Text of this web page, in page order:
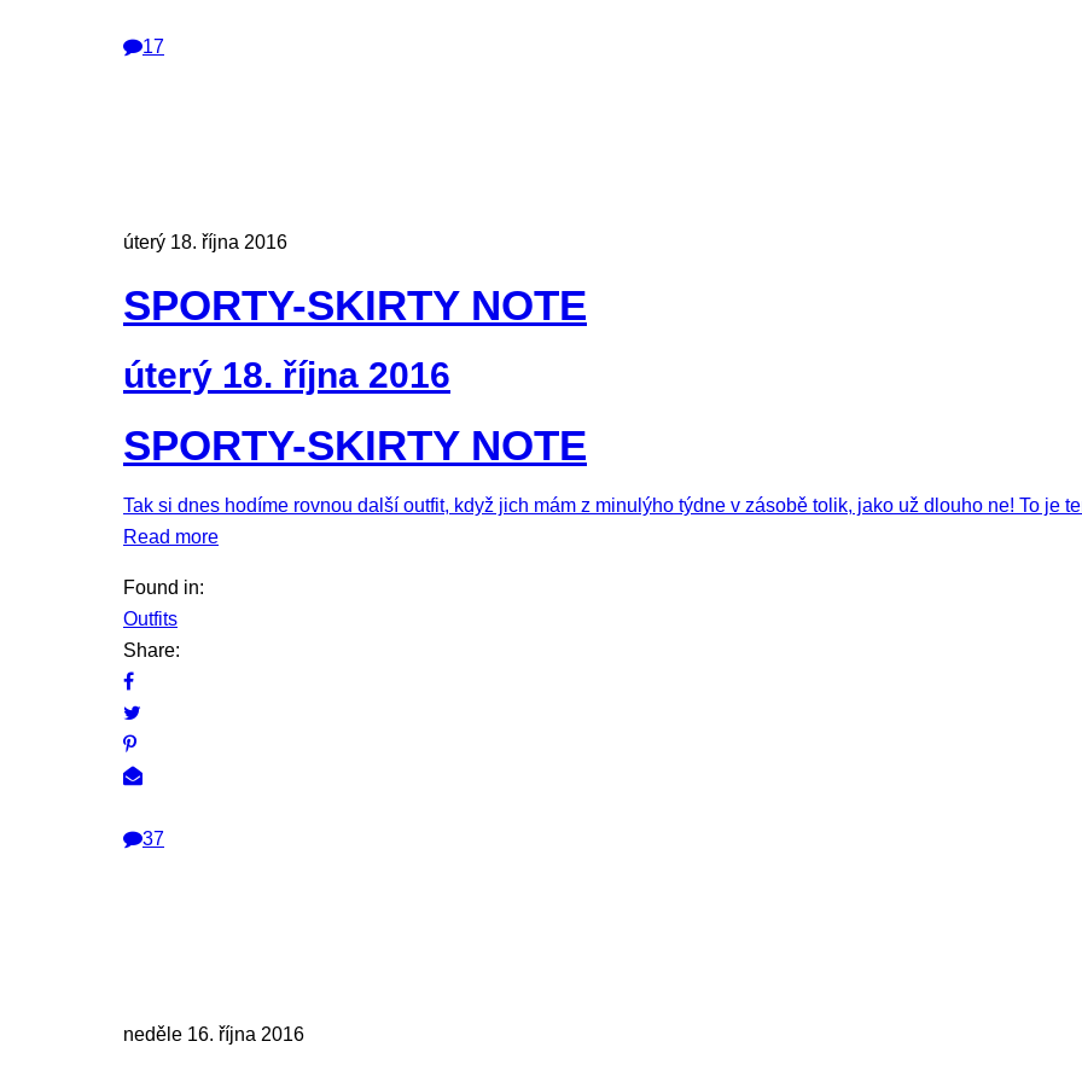
17
úterý 18. října 2016
SPORTY-SKIRTY NOTE
úterý 18. října 2016
SPORTY-SKIRTY NOTE
Tak si dnes hodíme rovnou další outfit, když jich mám z minulýho týdne v zásobě tolik, jako už dlouho ne! To je
Read more
Found in:
Outfits
Share:
37
neděle 16. října 2016